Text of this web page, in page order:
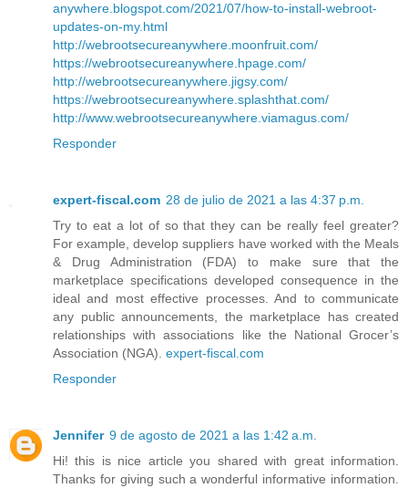
anywhere.blogspot.com/2021/07/how-to-install-webroot-
updates-on-my.html
http://webrootsecureanywhere.moonfruit.com/
https://webrootsecureanywhere.hpage.com/
http://webrootsecureanywhere.jigsy.com/
https://webrootsecureanywhere.splashthat.com/
http://www.webrootsecureanywhere.viamagus.com/
Responder
expert-fiscal.com 28 de julio de 2021 a las 4:37 p.m.
Try to eat a lot of so that they can be really feel greater?
For example, develop suppliers have worked with the Meals
& Drug Administration (FDA) to make sure that the
marketplace specifications developed consequence in the
ideal and most effective processes. And to communicate
any public announcements, the marketplace has created
relationships with associations like the National Grocer’s
Association (NGA). expert-fiscal.com
Responder
Jennifer 9 de agosto de 2021 a las 1:42 a.m.
Hi! this is nice article you shared with great information.
Thanks for giving such a wonderful informative information.